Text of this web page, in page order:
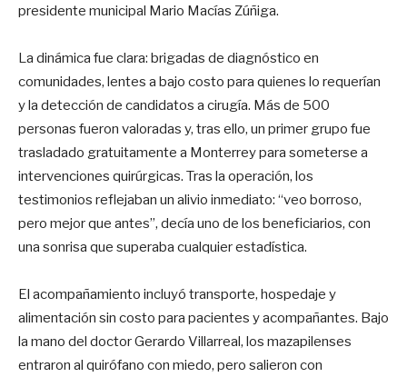
presidente municipal Mario Macías Zúñiga.
La dinámica fue clara: brigadas de diagnóstico en
comunidades, lentes a bajo costo para quienes lo requerían
y la detección de candidatos a cirugía. Más de 500
personas fueron valoradas y, tras ello, un primer grupo fue
trasladado gratuitamente a Monterrey para someterse a
intervenciones quirúrgicas. Tras la operación, los
testimonios reflejaban un alivio inmediato: “veo borroso,
pero mejor que antes”, decía uno de los beneficiarios, con
una sonrisa que superaba cualquier estadística.
El acompañamiento incluyó transporte, hospedaje y
alimentación sin costo para pacientes y acompañantes. Bajo
la mano del doctor Gerardo Villarreal, los mazapilenses
entraron al quirófano con miedo, pero salieron con